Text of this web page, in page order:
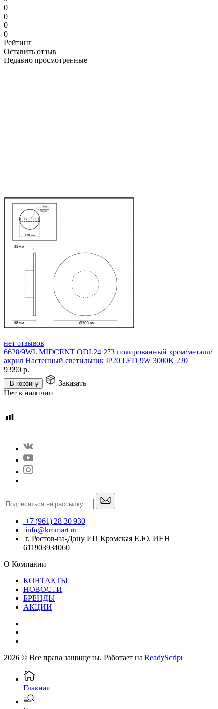
0
0
0
0
Рейтинг
Оставить отзыв
Недавно просмотренные
нет отзывов
6628/9WL MIDCENT ODL24 273 полированный хром/металл/
акрил Настенный светильник IP20 LED 9W 3000K 220
9 990 р.
В корзину
Заказать
Нет в наличии
+7 (961) 28 30 930
info@kromart.ru
г. Ростов-на-Дону ИП Кромская Е.Ю. ИНН
611903934060
О Компании
КОНТАКТЫ
НОВОСТИ
БРЕНДЫ
АКЦИИ
2026 © Все права защищены. Работает на ReadyScript
Главная